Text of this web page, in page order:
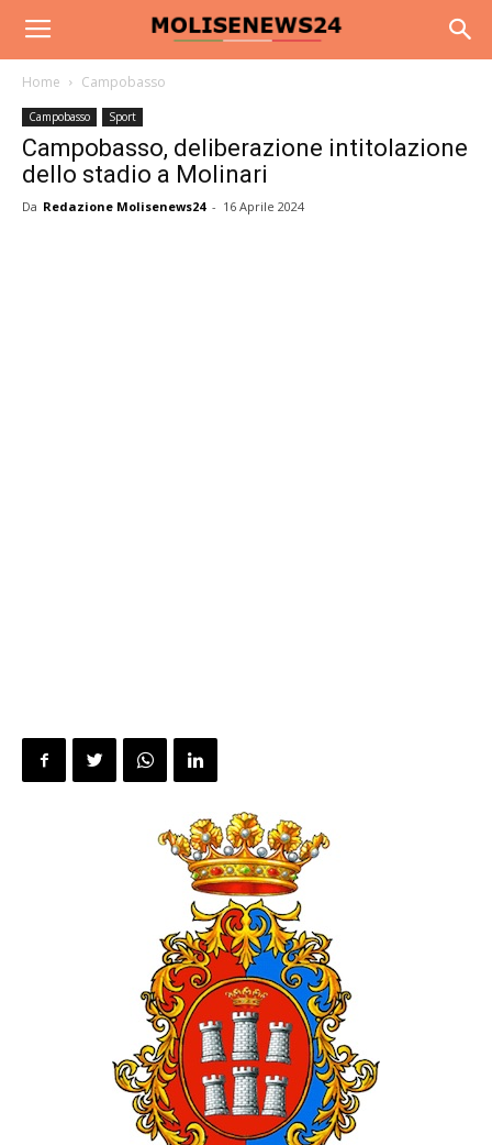
Home Campobasso
Campobasso Sport
Campobasso, deliberazione intitolazione
dello stadio a Molinari
Da Redazione Molisenews24 - 16 Aprile 2024